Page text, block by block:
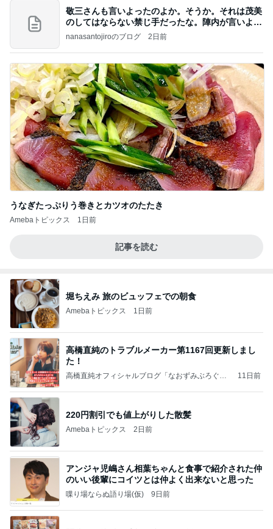
敬三さんも言いよったのよか。そうか。それは茂美
のしてはならない禁じ手だったな。陣内が言いよる
のよ
nanasantojiroのブログ 2日前
うなぎたっぷりう巻きとカツオのたたき
Amebaトピックス 1日前
記事を読む
堀ちえみ 旅のビュッフェでの朝食
Amebaトピックス 1日前
高橋直純のトラブルメーカー第1167回更新しまし
た！
高橋直純オフィシャルブログ「なおずみぶろぐ」
11日前
220円割引でも値上がりした散髪
Amebaトピックス 2日前
アンジャ児嶋さん相葉ちゃんと食事で紹介された仲
のいい後輩にコイツとは仲よく出来ないと思った
喋り場ならぬ語り場(仮) 9日前